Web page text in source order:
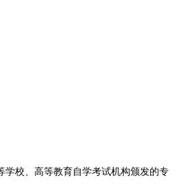
学校、高等教育自学考试机构颁发的专